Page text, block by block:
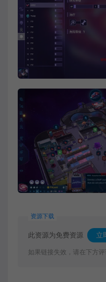
资源下载
此资源为免费资源 立
如果链接失效，请在下方评